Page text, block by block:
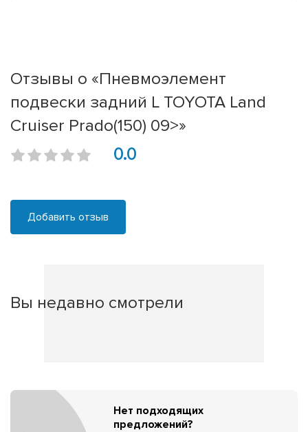
Отзывы о «Пневмоэлемент
подвески задний L TOYOTA Land
Cruiser Prado(150) 09>»
0.0
Добавить отзыв
Вы недавно смотрели
Нет подходящих
предложений?